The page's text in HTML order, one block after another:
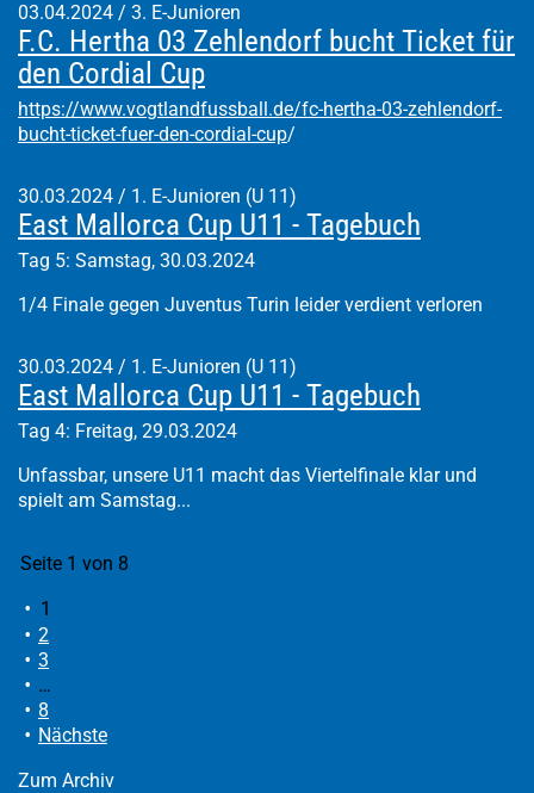
03.04.2024 / 3. E-Junioren
F.C. Hertha 03 Zehlendorf bucht Ticket für
den Cordial Cup
https://www.vogtlandfussball.de/fc-hertha-03-zehlendorf-
bucht-ticket-fuer-den-cordial-cup/
30.03.2024 / 1. E-Junioren (U 11)
East Mallorca Cup U11 - Tagebuch
Tag 5: Samstag, 30.03.2024
1/4 Finale gegen Juventus Turin leider verdient verloren
30.03.2024 / 1. E-Junioren (U 11)
East Mallorca Cup U11 - Tagebuch
Tag 4: Freitag, 29.03.2024
Unfassbar, unsere U11 macht das Viertelfinale klar und
spielt am Samstag...
Seite 1 von 8
1
2
3
…
8
Nächste
Zum Archiv